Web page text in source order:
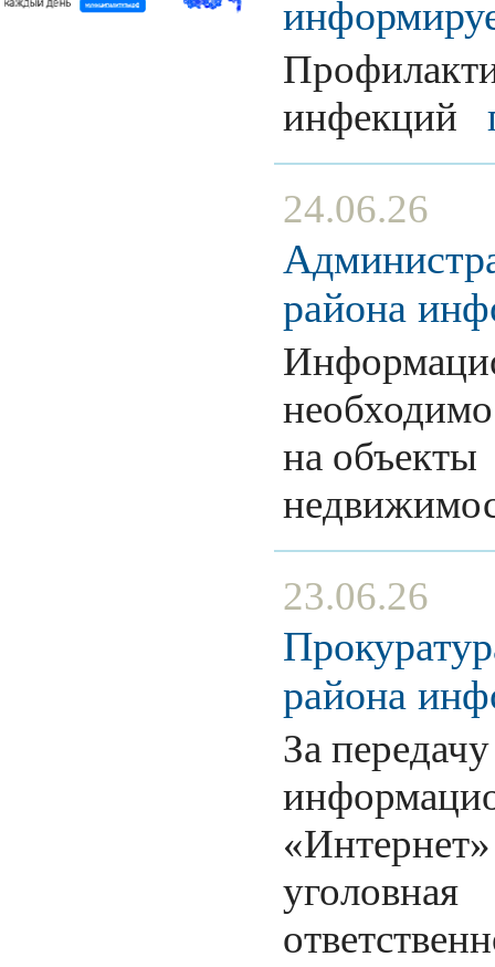
инфекций
24.06.26
района
на объекты
23.06.26
района
За
уголовная